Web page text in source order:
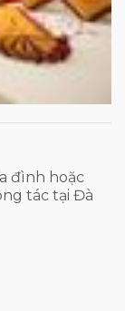
đình hoặc
tác tại Đà